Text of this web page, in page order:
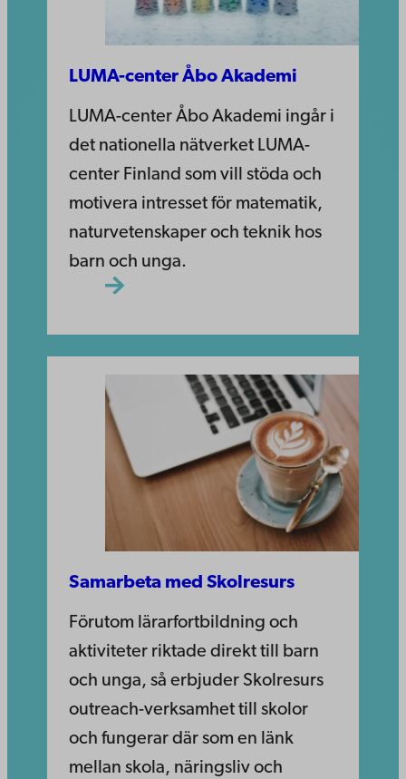
LUMA-center Åbo Akademi
LUMA-center Åbo Akademi ingår i
det nationella nätverket LUMA-
center Finland som vill stöda och
motivera intresset för matematik,
naturvetenskaper och teknik hos
barn och unga.
Samarbeta med Skolresurs
Förutom lärarfortbildning och
aktiviteter riktade direkt till barn
och unga, så erbjuder Skolresurs
outreach-verksamhet till skolor
och fungerar där som en länk
mellan skola, näringsliv och